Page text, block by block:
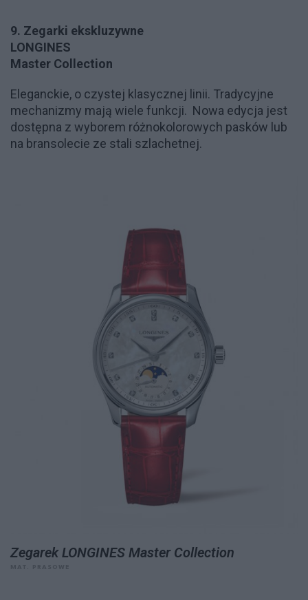
9. Zegarki ekskluzywne
LONGINES
Master Collection
Eleganckie, o czystej klasycznej linii. Tradycyjne
mechanizmy mają wiele funkcji. Nowa edycja jest
dostępna z wyborem różnokolorowych pasków lub
na bransolecie ze stali szlachetnej.
Zegarek LONGINES Master Collection